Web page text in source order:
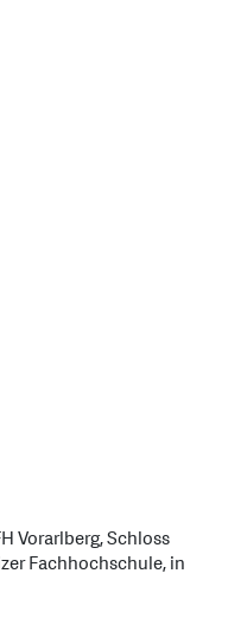
Vorarlberg, Schloss
Fachhochschule, in